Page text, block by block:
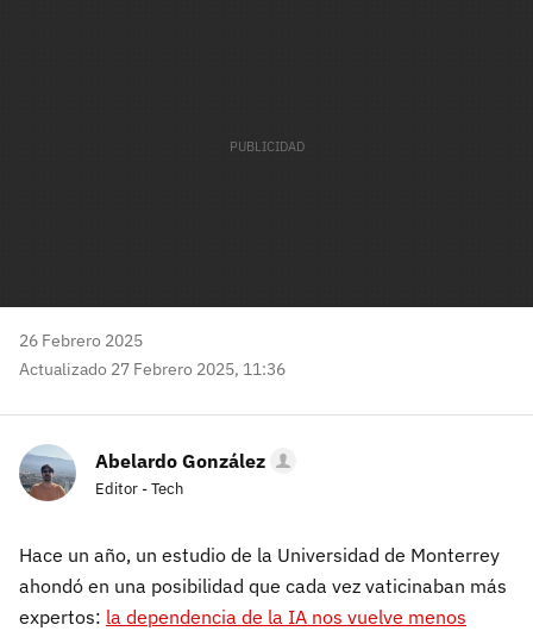
26 Febrero 2025
Actualizado 27 Febrero 2025, 11:36
Abelardo González
Editor - Tech
Hace un año, un estudio de la Universidad de Monterrey
ahondó en una posibilidad que cada vez vaticinaban más
expertos: la dependencia de la IA nos vuelve menos